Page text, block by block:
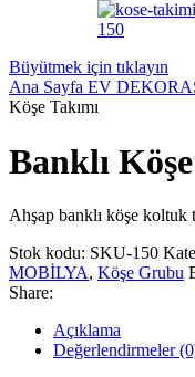
Büyütmek için tıklayın
Ana Sayfa EV
Köşe Takımı
Banklı Köşe
Ahşap banklı köşe koltuk
Stok kodu: SKU-150
MOBİLYA, Köşe Grubu
Share:
Açıklama
Değerlendirmeler